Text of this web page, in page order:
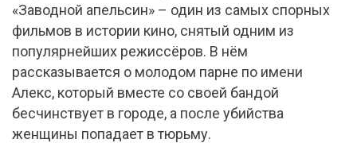
«Заводной апельсин» – один из самых спорных
фильмов в истории кино, снятый одним из
популярнейших режиссёров. В нём
рассказывается о молодом парне по имени
Алекс, который вместе со своей бандой
бесчинствует в городе, а после убийства
женщины попадает в тюрьму.